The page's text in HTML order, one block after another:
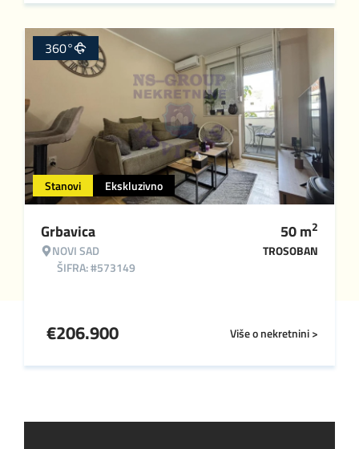
Stanovi Ekskluzivno
360°
Grbavica
NOVI SAD
ŠIFRA: #573149
50m2
TROSOBAN
Više o nekretnini >
€206.900